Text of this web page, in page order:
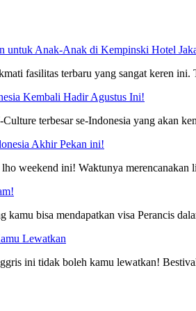
untuk Anak-Anak di Kempinski Hotel
fasilitas terbaru yang sangat keren
Kembali Hadir Agustus Ini!
terbesar se-Indonesia yang akan
Akhir Pekan ini!
weekend ini! Waktunya merencanakan
kamu bisa mendapatkan visa Perancis
Lewatkan
ini tidak boleh kamu lewatkan!